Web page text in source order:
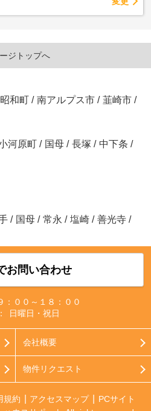
ジトップへ
和町 / 南アルプス市 / 韮崎市 /
河原町 / 国母 / 長塚 / 中下条 /
/ 国母 / 常永 / 塩崎 / 善光寺 /
お問い合わせ
：００～１８：００
日曜日・祝日
会社概要
物件リクエスト
規約 アクセスマップ
PCサイト